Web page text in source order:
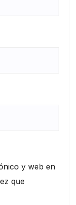
y web en
que